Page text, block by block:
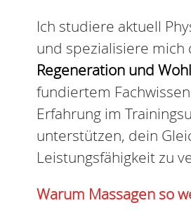
Ich studiere aktuell
und spezialisiere mich
Regeneration und
fundiertem
Erfahrung im
unterstützen, dein
Leistungsfähigkeit zu
Warum Massagen so